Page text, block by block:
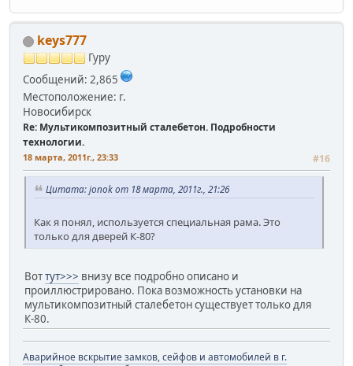
keys777
Гуру
Сообщений: 2,865
Местоположение: г.
Новосибирск
Re: Мультикомпозитный сталебетон. Подробности
технологии.
18 марта, 2011г., 23:33 #16
Цитата: jonok от 18 марта, 2011г., 21:26
Как я понял, используется специальная рама. Это
только для дверей К-80?
Воттут>>> внизу все подробно описано и
проиллюстрировано. Пока возможность установки на
мультикомпозитный сталебетон существует только для
К-80.
Аварийное вскрытие замков, сейфов и автомобилей в г.